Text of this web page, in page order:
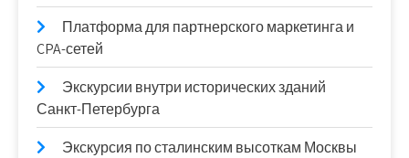
Платформа для партнерского маркетинга и
CPA-сетей
Экскурсии внутри исторических зданий
Санкт-Петербурга
Экскурсия по сталинским высоткам Москвы